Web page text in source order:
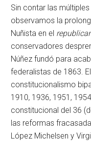
Sin contar las
observamos la
Nuñista en el
conservadores
Núñez fundó para
federalistas de 1863.
constitucionalismo
1910, 1936, 1951,
constitucional del 36
las reformas
López Michelsen y